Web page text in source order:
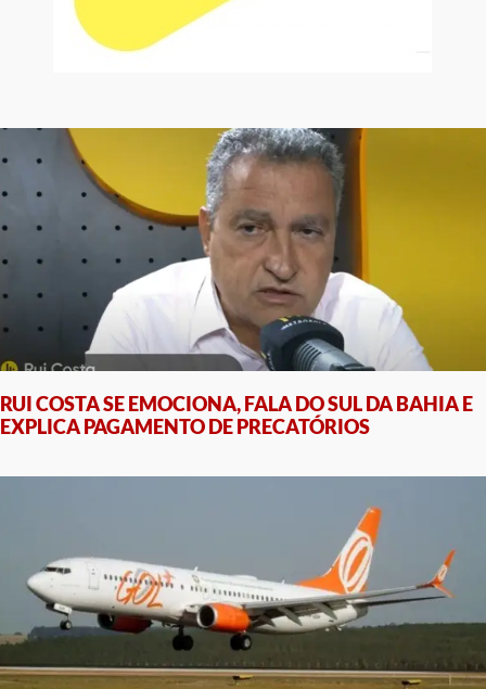
RUI COSTA SE EMOCIONA, FALA DO SUL DA BAHIA E
EXPLICA PAGAMENTO DE PRECATÓRIOS